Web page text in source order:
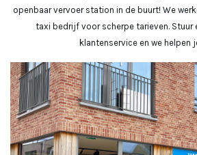
openbaar vervoer station in de buurt! We
taxi bedrijf voor scherpe tarieven. Stuur
klantenservice en we helpen